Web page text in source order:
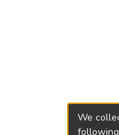
We